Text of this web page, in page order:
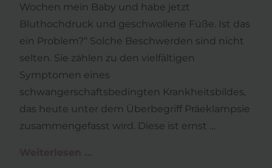
Wochen mein Baby und habe jetzt
Bluthochdruck und geschwollene Füße. Ist das
ein Problem?“ Solche Beschwerden sind nicht
selten. Sie zählen zu den vielfältigen
Symptomen eines
schwangerschaftsbedingten Krankheitsbildes,
das heute unter dem Überbegriff Präeklampsie
zusammengefasst wird. Diese ist ernst …